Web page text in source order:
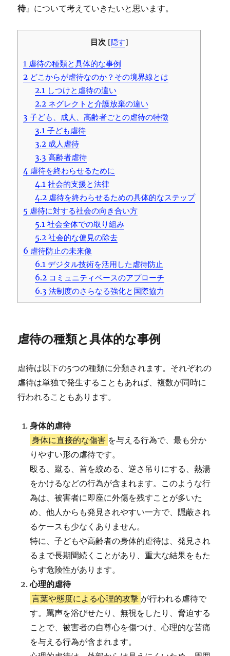
待』について考えていきたいと思います。
目次 [隠す]
1 虐待の種類と具体的な事例
2 どこからが虐待なのか？その境界線とは
2.1 しつけと虐待の違い
2.2 ネグレクトと介護放棄の違い
3 子ども、成人、高齢者ごとの虐待の特徴
3.1 子ども虐待
3.2 成人虐待
3.3 高齢者虐待
4 虐待を終わらせるために
4.1 社会的支援と法律
4.2 虐待を終わらせるための具体的なステップ
5 虐待に対する社会の向き合い方
5.1 社会全体での取り組み
5.2 社会的な偏見の除去
6 虐待防止の未来像
6.1 デジタル技術を活用した虐待防止
6.2 コミュニティベースのアプローチ
6.3 法制度のさらなる強化と国際協力
虐待の種類と具体的な事例
虐待は以下の5つの種類に分類されます。それぞれの
虐待は単独で発生することもあれば、複数が同時に
行われることもあります。
身体的虐待
身体に直接的な傷害 を与える行為で、最も分か
りやすい形の虐待です。
殴る、蹴る、首を絞める、逆さ吊りにする、熱湯
をかけるなどの行為が含まれます。このような行
為は、被害者に即座に外傷を残すことが多いた
め、他人からも発見されやすい一方で、隠蔽され
るケースも少なくありません。
特に、子どもや高齢者の身体的虐待は、発見され
るまで長期間続くことがあり、重大な結果をもた
らす危険性があります。
心理的虐待
言葉や態度による心理的攻撃 が行われる虐待で
す。罵声を浴びせたり、無視をしたり、脅迫する
ことで、被害者の自尊心を傷つけ、心理的な苦痛
を与える行為が含まれます。